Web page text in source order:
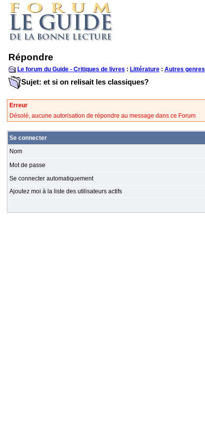
Répondre
Le forum du Guide - Critiques de livres : Littérature: Autres genres
Sujet: et si on relisait les classiques?
Erreur
Désolé, aucune autorisation de répondre au message dans ce Forum
Se connecter
Nom
Mot de passe
Se connecter automatiquement
Ajoutez moi à la liste des utilisateurs actifs